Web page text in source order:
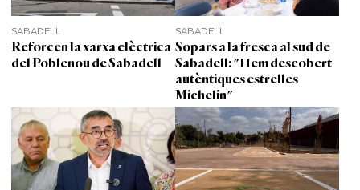
SABADELL
Reforcen la xarxa elèctrica
del Poblenou de Sabadell
SABADELL
Sopars a la fresca al sud de
Sabadell: "Hem descobert
autèntiques estrelles
Michelin"